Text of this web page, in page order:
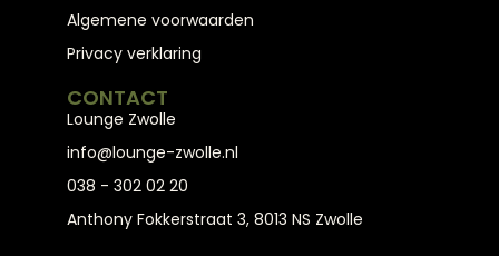
Algemene voorwaarden
Privacy verklaring
CONTACT
Lounge Zwolle
info@lounge-zwolle.nl
038 - 302 02 20
Anthony Fokkerstraat 3, 8013 NS Zwolle